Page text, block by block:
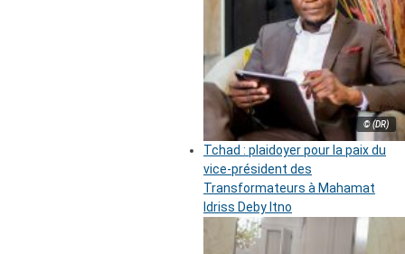
© (DR)
Tchad : plaidoyer pour la paix du
vice-président des
Transformateurs à Mahamat
Idriss Deby Itno